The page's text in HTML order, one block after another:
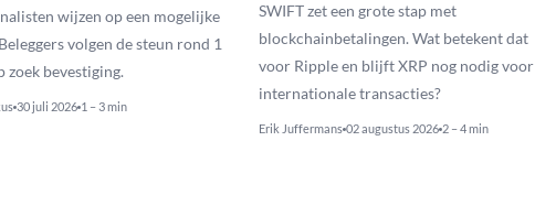
wijzen op een mogelijke
volgen de steun rond 1
zoek bevestiging.
30 juli 2026 1 – 3 min
SWIFT zet een grote stap met
blockchainbetalingen. Wat betekent dat
voor Ripple en blijft XRP nog nodig voor
internationale transacties?
Erik Juffermans 02 augustus 2026 2 – 4 min